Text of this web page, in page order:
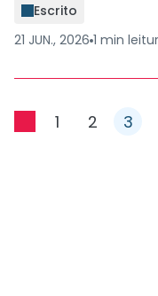
Escrito
21 JUN., 2026 1 min
1 2 3